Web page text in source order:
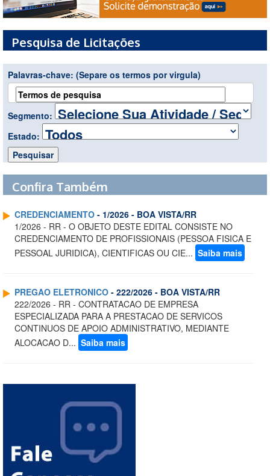
Pesquisa de Licitações
Palavras-chave: (Separe os termos por virgula)
Segmento:
Estado:
Confira Também
CREDENCIAMENTO - 1/2026 - BOA VISTA/RR
1/2026 - RR - O OBJETO DESTE EDITAL CONSISTE NO
CREDENCIAMENTO DE PROFISSIONAIS (PESSOA FISICA E
PESSOAL JURIDICA), CIENTIFICAS OU CIE... Saiba mais
PREGAO ELETRONICO - 222/2026 - BOA VISTA/RR
222/2026 - RR - CONTRATACAO DE EMPRESA
ESPECIALIZADA PARA A PRESTACAO DE SERVICOS
CONTINUOS DE APOIO ADMINISTRATIVO, MEDIANTE
ALOCACAO D... Saiba mais